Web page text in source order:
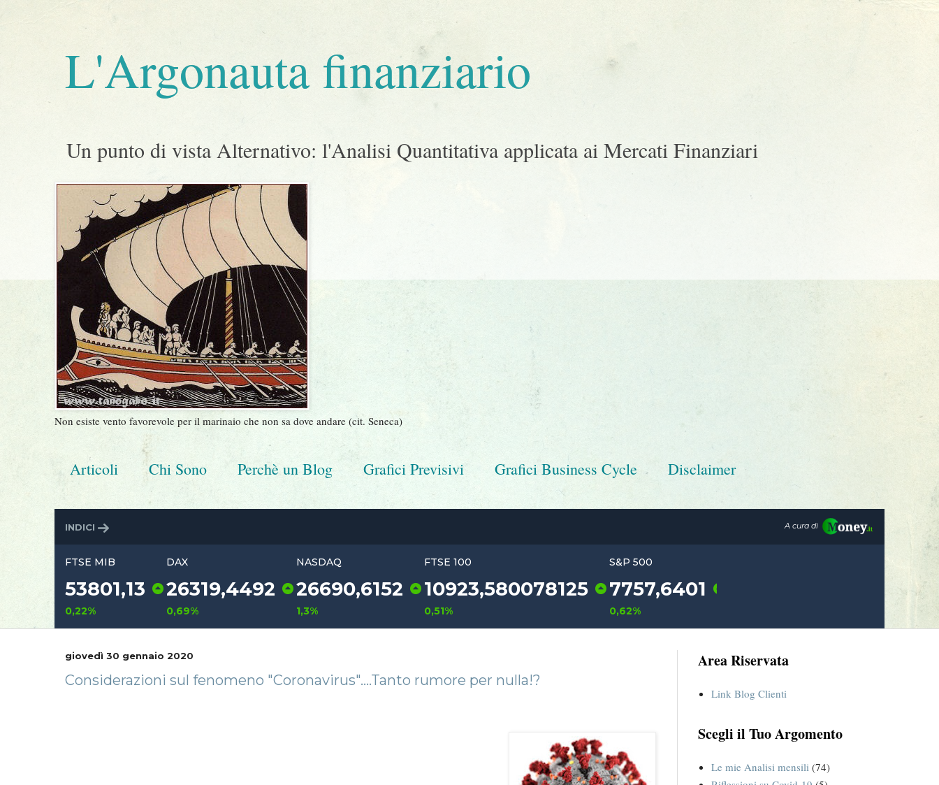
L'Argonauta finanziario
Un punto di vista Alternativo: l'Analisi Quantitativa applicata ai Mercati Finanziari
Non esiste vento favorevole per il marinaio che non sa dove andare (cit. Seneca)
Articoli Chi Sono Perchè un Blog Grafici Previsivi Grafici Business Cycle Disclaimer
INDICI A cura di
FTSE MIB
53801,13
0,22%
26319,4492
NASDAQ
26690,6152
FTSE 100
10923,580078
giovedì 30 gennaio 2020 Area Riservata
Scegli il Tuo Argomento